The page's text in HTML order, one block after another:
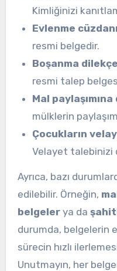
Kimliğinizi
Evlenme
resmi belgedir.
Boşanma
resmi talep
Mal
mülklerin
Çocukların
Velayet talebinizi
Ayrıca, bazı
edilebilir. Örneğin,
belgelerya da
durumda, belgelerin
sürecin hızlı
Unutmayın, her